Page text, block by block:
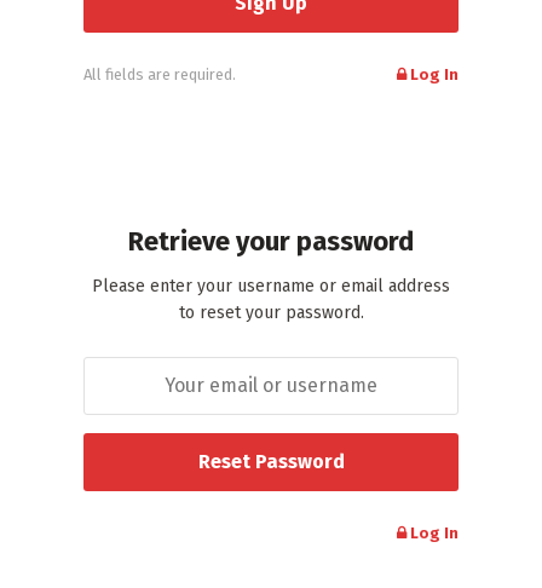
All fields are required. Log In
Retrieve your password
Please enter your username or email address
to reset your password.
Log In